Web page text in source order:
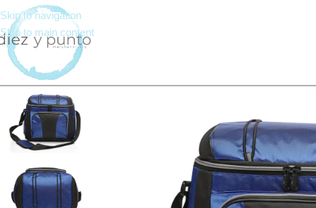
Skip to navigation
Skip to main content